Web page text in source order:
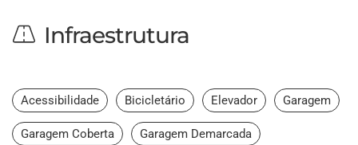
Infraestrutura
Acessibilidade Bicicletário Elevador Garagem
Garagem Coberta Garagem Demarcada